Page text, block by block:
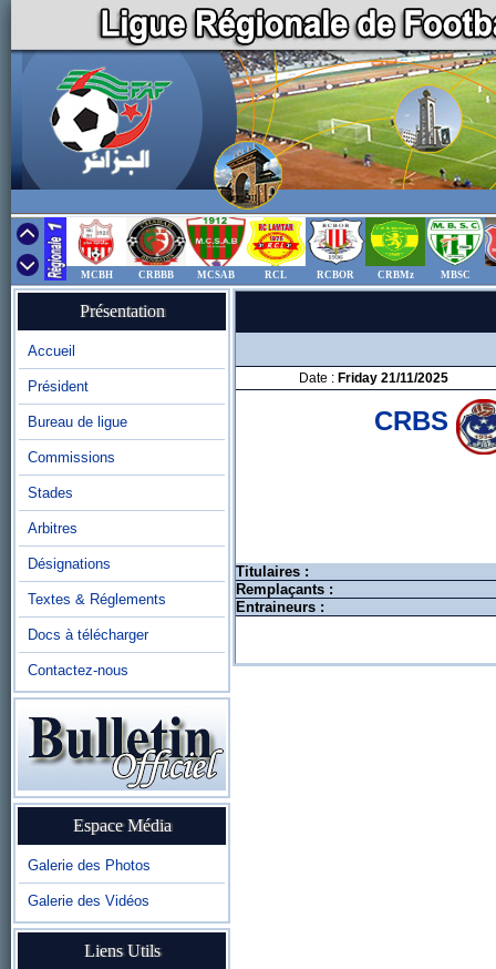
MCBH CRBBB MCSAB RCL RCBOR CRBMz MBSC
Présentation
Accueil
Président
Bureau de ligue
Commissions
Stades
Arbitres
Désignations
Textes & Réglements
Docs à télécharger
Contactez-nous
Espace Média
Galerie des Photos
Galerie des Vidéos
Liens Utils
Date : Friday 21/11/2025
CRBS
Titulaires :
Remplaçants :
Entraineurs :